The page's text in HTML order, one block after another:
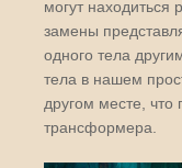
могут находиться
замены
одного тела
тела в нашем
другом месте, что
трансформера.